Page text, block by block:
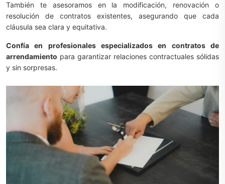
También te asesoramos en la modificación, renovación o
resolución de contratos existentes, asegurando que cada
cláusula sea clara y equitativa.
Confía en profesionales especializados en contratos de
arrendamiento para garantizar relaciones contractuales sólidas
y sin sorpresas.